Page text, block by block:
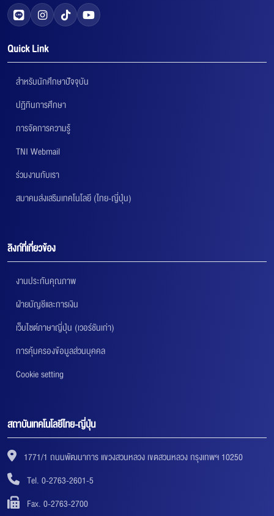
Quick Link
สำหรับนักศึกษาปัจจุบัน
ปฏิทินการศึกษา
การจัดการความรู้
TNI Webmail
ร่วมงานกับเรา
สมาคมส่งเสริมเทคโนโลยี (ไทย-ญี่ปุ่น)
ลิงก์ที่เกี่ยวข้อง
งานประกันคุณภาพ
ฝ่ายบัญชีและการเงิน
เว็บไซต์ภาษาญี่ปุ่น (เวอร์ชันเก่า)
การคุ้มครองข้อมูลส่วนบุคคล
Cookie setting
สถาบันเทคโนโลยีไทย-ญี่ปุ่น
1771/1 ถนนพัฒนาการ แขวงสวนหลวง เขตสวนหลวง กรุงเทพฯ 10250
Tel. 0-2763-2601-5
Fax. 0-2763-2700